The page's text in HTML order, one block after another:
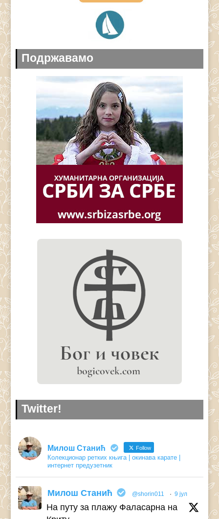
Подржавамо
Twitter!
Милош Станић Follow
Колекционар ретких књига | окинава карате |
интернет предузетник
Милош Станић @shorin011 · 9 јул
На путу за плажу Фаласарна на